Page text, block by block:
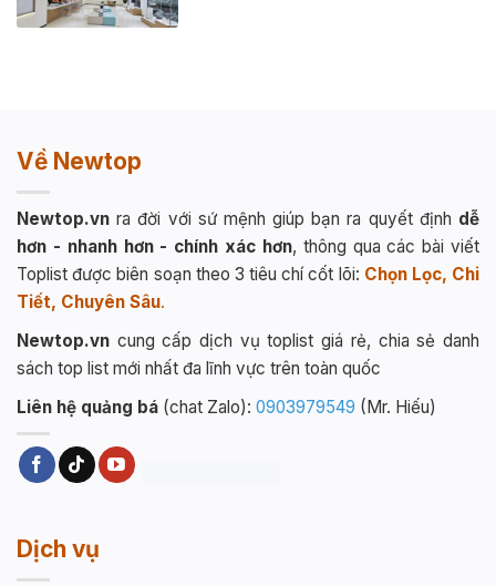
Về Newtop
Newtop.vn ra đời với sứ mệnh giúp bạn ra quyết định dễ
hơn - nhanh hơn - chính xác hơn, thông qua các bài viết
Toplist được biên soạn theo 3 tiêu chí cốt lõi: Chọn Lọc, Chi
Tiết, Chuyên Sâu.
Newtop.vn cung cấp dịch vụ toplist giá rẻ, chia sẻ danh
sách top list mới nhất đa lĩnh vực trên toàn quốc
Liên hệ quảng bá (chat Zalo): 0903979549 (Mr. Hiếu)
Dịch vụ